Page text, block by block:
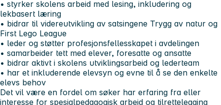
• styrker skolens arbeid med lesing, inkludering og
lekbasert læring
• bidrar til videreutvikling av satsingene Trygg av natur og
First Lego League
• leder og støtter profesjonsfellesskapet i avdelingen
• samarbeider tett med elever, foresatte og ansatte
• bidrar aktivt i skolens utviklingsarbeid og lederteam
• har et inkluderende elevsyn og evne til å se den enkelte
elevs behov
Det vil være en fordel om søker har erfaring fra eller
interesse for spesialpedagogisk arbeid og tilrettelegging